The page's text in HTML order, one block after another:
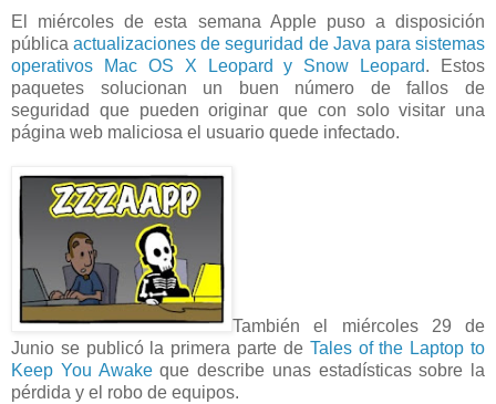
El miércoles de esta semana Apple puso a disposición
públicaactualizaciones de seguridad de Java para sistemas
operativos Mac OS X Leopard y Snow Leopard. Estos
paquetes solucionan un buen número de fallos de
seguridad que pueden originar que con solo visitar una
página web maliciosa el usuario quede infectado.
También el miércoles 29 de
Junio se publicó la primera parte de Tales of the Laptop to
Keep You Awakeque describe unas estadísticas sobre la
pérdida y el robo de equipos.